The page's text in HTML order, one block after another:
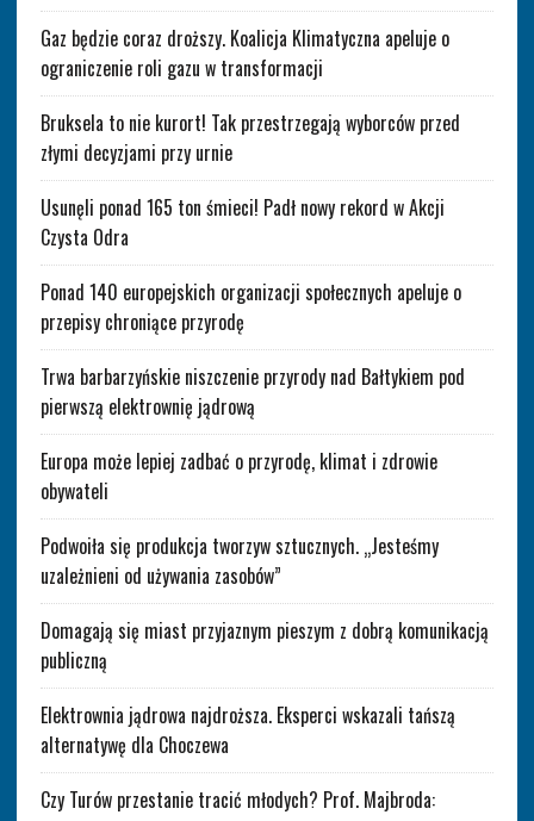
Gaz będzie coraz droższy. Koalicja Klimatyczna apeluje o
ograniczenie roli gazu w transformacji
Bruksela to nie kurort! Tak przestrzegają wyborców przed
złymi decyzjami przy urnie
Usunęli ponad 165 ton śmieci! Padł nowy rekord w Akcji
Czysta Odra
Ponad 140 europejskich organizacji społecznych apeluje o
przepisy chroniące przyrodę
Trwa barbarzyńskie niszczenie przyrody nad Bałtykiem pod
pierwszą elektrownię jądrową
Europa może lepiej zadbać o przyrodę, klimat i zdrowie
obywateli
Podwoiła się produkcja tworzyw sztucznych. „Jesteśmy
uzależnieni od używania zasobów”
Domagają się miast przyjaznym pieszym z dobrą komunikacją
publiczną
Elektrownia jądrowa najdroższa. Eksperci wskazali tańszą
alternatywę dla Choczewa
Czy Turów przestanie tracić młodych? Prof. Majbroda: